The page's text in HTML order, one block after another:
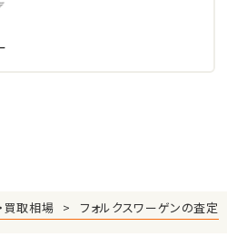
買取相場 フォルクスワーゲンの査定